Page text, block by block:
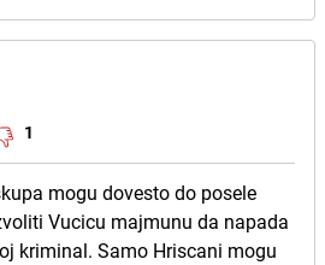
1
mogu dovesto do posele
Vucicu majmunu da napada
kriminal. Samo Hriscani mogu